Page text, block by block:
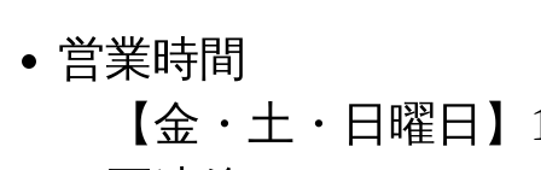
営業時間
【金・土・日曜日